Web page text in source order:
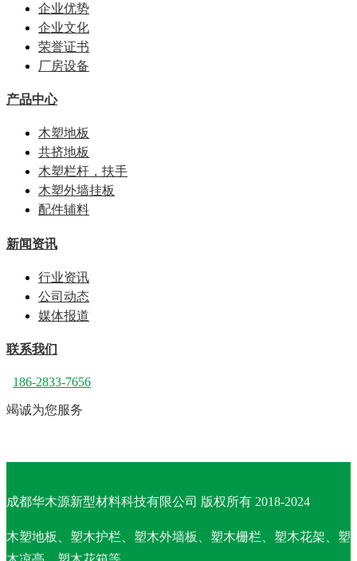
企业优势
企业文化
荣誉证书
厂房设备
产品中心
木塑地板
共挤地板
木塑栏杆，扶手
木塑外墙挂板
配件辅料
新闻资讯
行业资讯
公司动态
媒体报道
联系我们
186-2833-7656
竭诚为您服务
成都华木源新型材料科技有限公司 版权所有 2018-2024
木塑地板、塑木护栏、塑木外墙板、塑木栅栏、塑木花架、塑